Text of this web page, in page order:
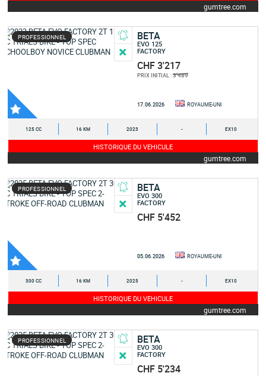
gumtree.com
PROFESSIONNEL BETA
EVO 125
FACTORY
CHF 3'217
PRIX INITIAL :3'489
17.06.2026 ROYAUME-UNI
125 CC 16 KM 2023 - EX10
HISTORIQUE DU VEHICULE
gumtree.com
PROFESSIONNEL BETA
EVO 300
FACTORY
CHF 5'452
05.06.2026 ROYAUME-UNI
300 CC 16 KM 2025 - EX10
HISTORIQUE DU VEHICULE
gumtree.com
PROFESSIONNEL BETA
EVO 300
FACTORY
CHF 5'234